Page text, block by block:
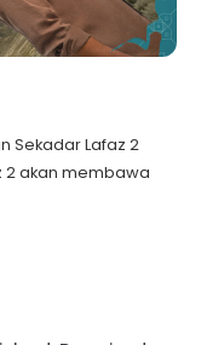
Sekadar Lafaz 2
2 akan membawa